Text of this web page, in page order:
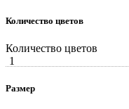
Количество цветов
Количество цветов
1
Размер